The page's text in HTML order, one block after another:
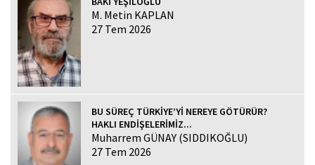
M. Metin KAPLAN
27 Tem 2026
BU SÜREÇ TÜRKİYE’Yİ NEREYE GÖTÜRÜR?
HAKLI ENDİŞELERİMİZ...
Muharrem GÜNAY (SIDDIKOĞLU)
27 Tem 2026